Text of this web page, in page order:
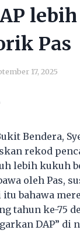
Pas
17, 2025
Bendera,
rekod
lebih kukuh
oleh Pas,
bahawa
tahun ke-75
DAP” di